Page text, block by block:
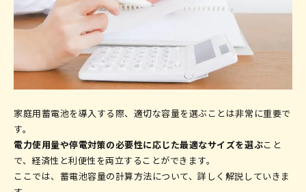
家庭用蓄電池を導入する際、適切な容量を選ぶことは非常に重要で
す。
電力使用量や停電対策の必要性に応じた最適なサイズを選ぶこと
で、経済性と利便性を両立することができます。
ここでは、蓄電池容量の計算方法について、詳しく解説していきま